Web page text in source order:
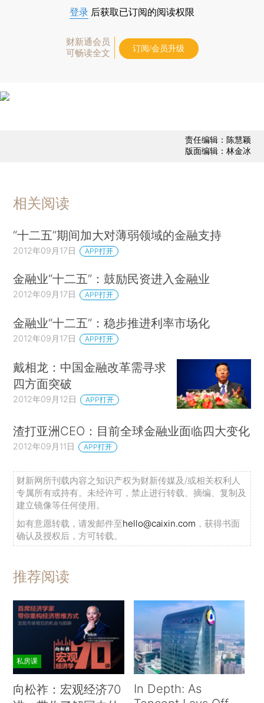
登录 后获取已订阅的阅读权限
财新通会员
可畅读全文
订阅/会员升级
责任编辑：陈慧颖
版面编辑：林金冰
相关阅读
“十二五”期间加大对薄弱领域的金融支持
2012年09月17日 APP打开
金融业“十二五”：鼓励民资进入金融业
2012年09月17日 APP打开
金融业“十二五”：稳步推进利率市场化
2012年09月17日 APP打开
戴相龙：中国金融改革需寻求
四方面突破
2012年09月12日 APP打开
渣打亚洲CEO：目前全球金融业面临四大变化
2012年09月11日 APP打开
财新网所刊载内容之知识产权为财新传媒及/或相关权利人
专属所有或持有。未经许可，禁止进行转载、摘编、复制及
建立镜像等任何使用。
如有意愿转载，请发邮件至hello@caixin.com ，获得书面
确认及授权后，方可转载。
推荐阅读
私房课
向松祚：宏观经济70
In Depth: As